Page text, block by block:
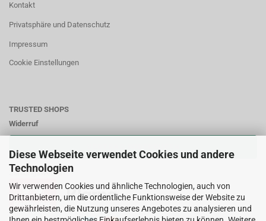
Diese Webseite verwendet Cookies und andere
Technologien
Wir verwenden Cookies und ähnliche Technologien, auch von
Drittanbietern, um die ordentliche Funktionsweise der Website zu
gewährleisten, die Nutzung unseres Angebotes zu analysieren und
Kontakt
Privatsphäre und Datenschutz
Impressum
Cookie Einstellungen
TRUSTED SHOPS
Widerruf
Zahlungsweisen: